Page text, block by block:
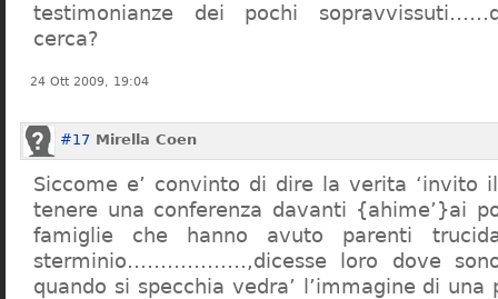
testimonianze dei pochi
cerca?
24 Ott 2009, 19:04
#17 Mirella Coen
Siccome e’ convinto di dire la verita ‘invito
tenere una conferenza davanti {ahime’}ai
famiglie che hanno avuto parenti
sterminio………………,dicesse loro dove
quando si specchia vedra’ l’immagine di una